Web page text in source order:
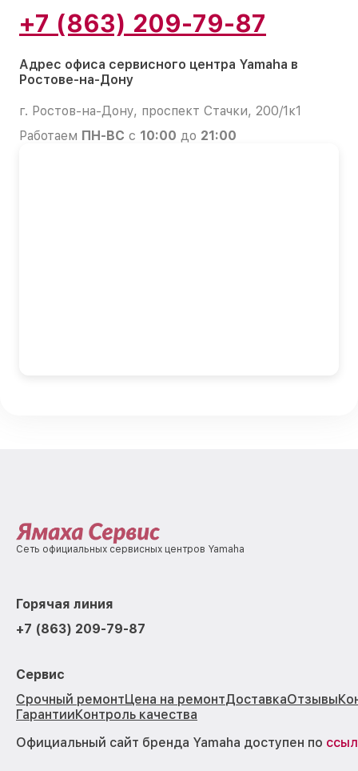
+7 (863) 209-79-87
Адрес офиса сервисного центра Yamaha в
Ростове-на-Дону
г. Ростов-на-Дону, проспект Стачки, 200/1к1
Работаем ПН-ВС с 10:00 до 21:00
Сеть официальных сервисных центров Yamaha
Горячая линия
+7 (863) 209-79-87
Сервис
Срочный ремонтЦена на ремонтДоставкаОтзывы
ГарантииКонтроль качества
Официальный сайт бренда Yamaha доступен по